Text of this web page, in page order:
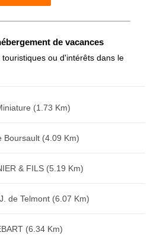
(en
de vacances
ou d'intérêts dans le
(1.73 Km)
Boursault (4.09 Km)
& FILS (5.19 Km)
de Telmont (6.07 Km)
(6.34 Km)